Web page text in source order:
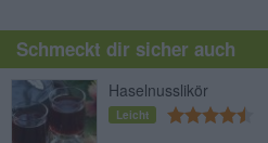
Schmeckt dir sicher auch
Haselnusslikör
Leicht